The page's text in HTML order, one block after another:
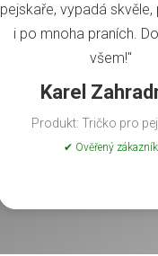
pejskaře, vypadá
i po mnoha praních.
všem!"
Karel
Produkt: Tričko pro
✔ Ověřený zákazník